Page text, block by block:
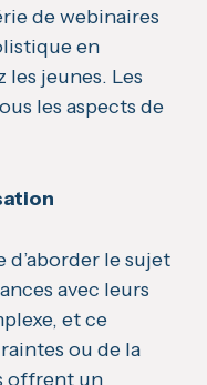
de webinaires
en
jeunes. Les
les aspects de
le sujet
avec leurs
et ce
ou de la
offrent un